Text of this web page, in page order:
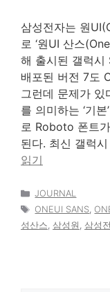
삼성전자는 원
로 ‘원UI 산스
해 출시된 갤럭시
배포된 버전 7도
그런데 문제가
를 의미하는 ‘기
로 Roboto 폰트
된다. 최신 갤럭
읽기
카
테
리
JOURNAL
태
그
ONEUI SANS,
성산스, 삼성원 , 삼성